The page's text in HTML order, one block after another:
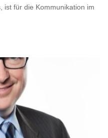
ist für die Kommunikation im